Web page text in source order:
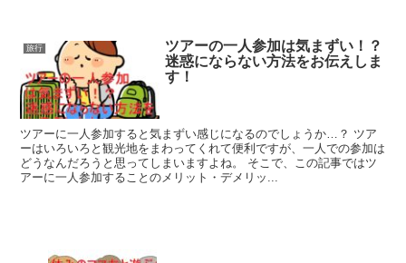
旅行
ツアーの一人参加は気まずい！？
迷惑にならない方法をお伝えしま
す！
ツアーに一人参加すると気まずい感じになるのでしょうか…？ ツア
ーはいろいろと観光地をまわってくれて便利ですが、一人での参加は
どうなんだろうと思ってしまいますよね。 そこで、この記事ではツ
アーに一人参加することのメリット・デメリッ...